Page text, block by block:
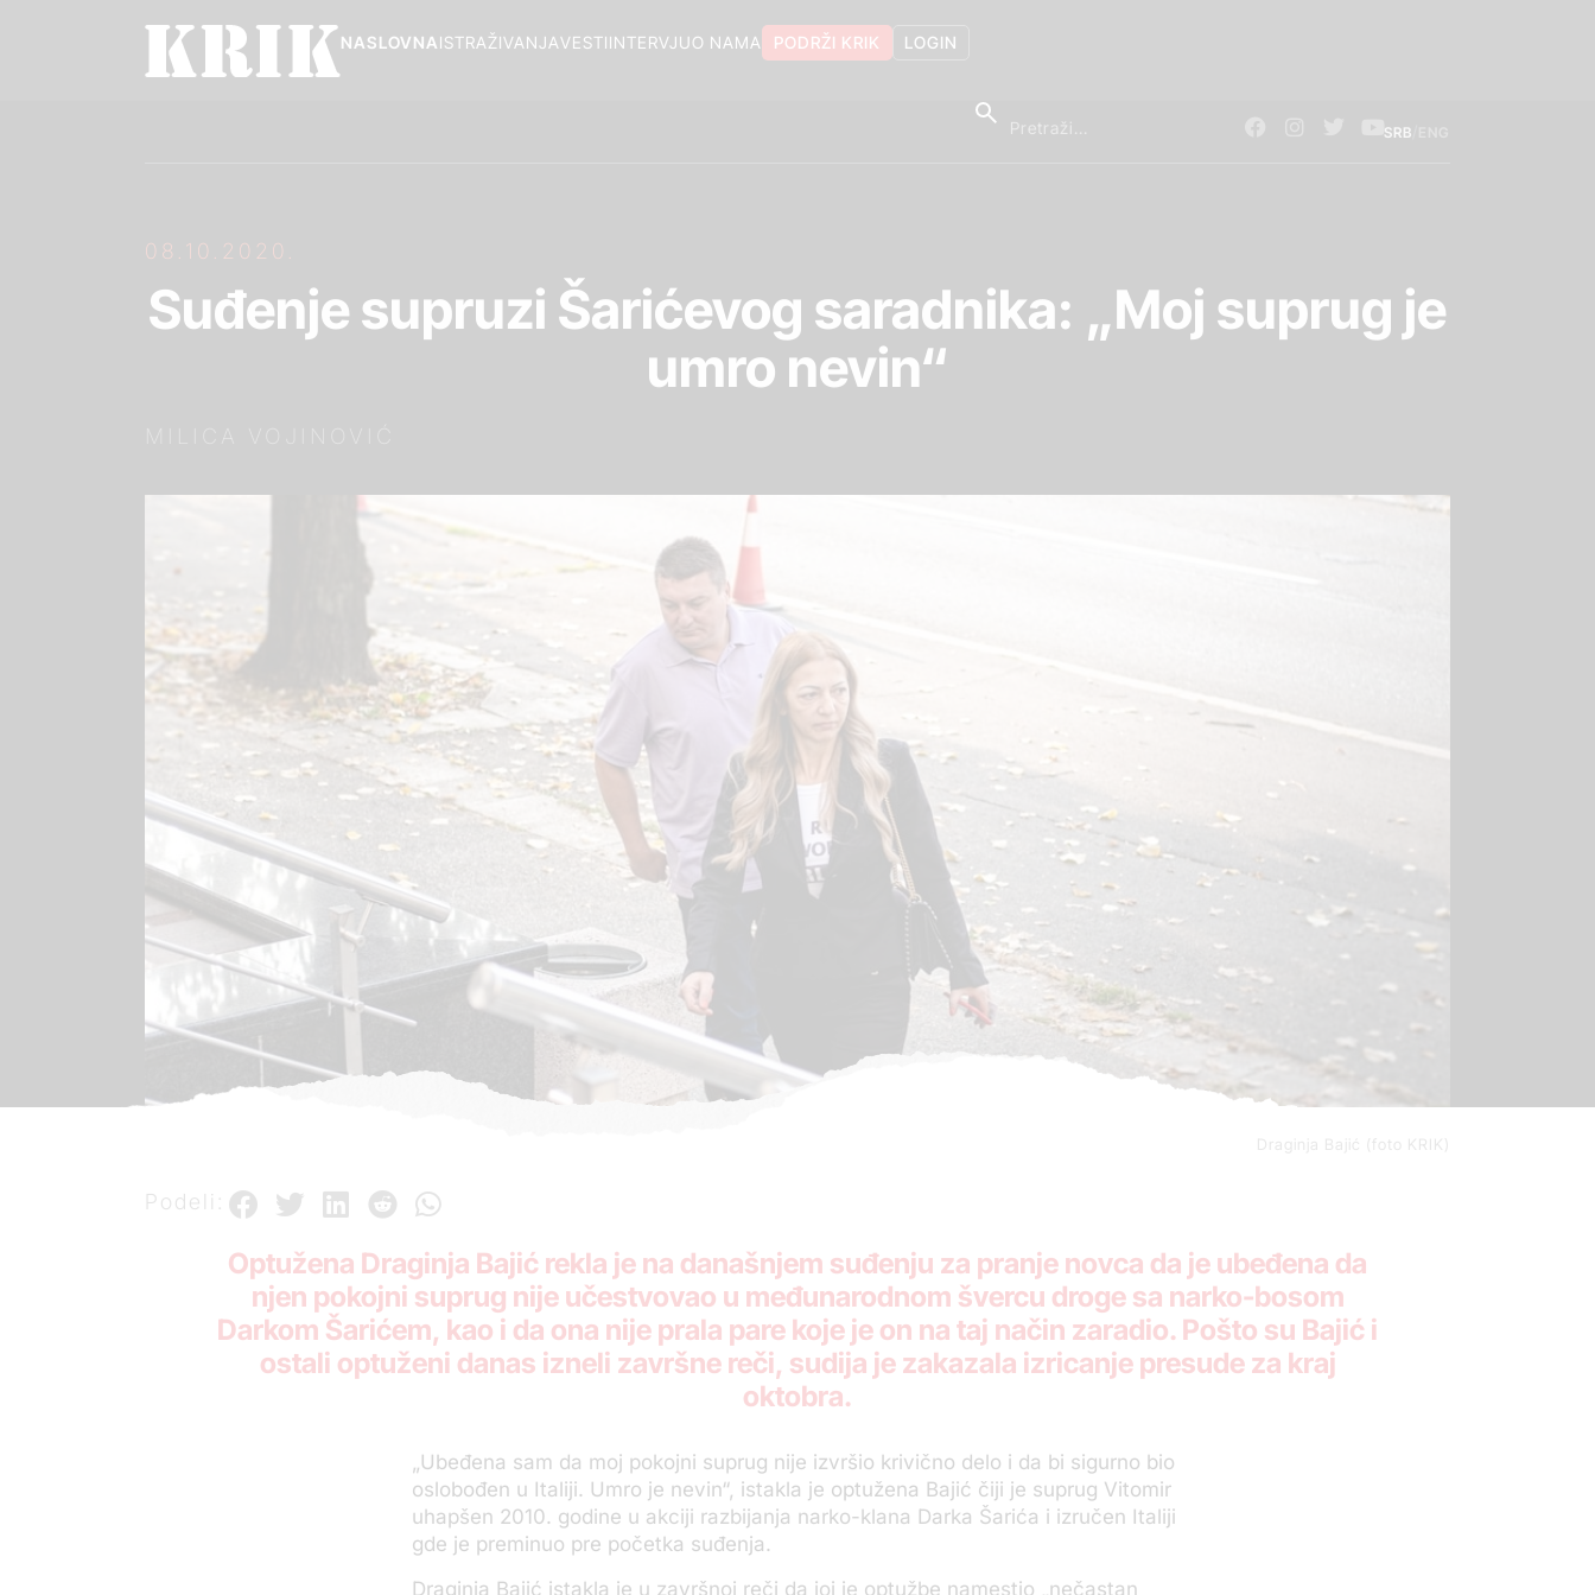
LOGIN
PODRŽI KRIK
O NAMA
INTERVJU
VESTI
ISTRAŽIVANJA
NASLOVNA
SRB
08.10.2020.
Suđenje supruzi Šarićevog saradnika: „Moj suprug je
umro nevin“
Draginja Bajić (foto KRIK)
Podeli:
Optužena Draginja Bajić rekla je na današnjem suđenju za pranje novca da je ubeđena da
njen pokojni suprug nije učestvovao u međunarodnom švercu droge sa narko-bosom
Darkom Šarićem, kao i da ona nije prala pare koje je on na taj način zaradio. Pošto su Bajić i
ostali optuženi danas izneli završne reči, sudija je zakazala izricanje presude za kraj
oktobra.
„Ubeđena sam da moj pokojni suprug nije izvršio krivično delo i da bi sigurno bio
oslobođen u Italiji. Umro je nevin“, istakla je optužena Bajić čiji je suprug Vitomir
uhapšen 2010. godine u akciji razbijanja narko-klana Darka Šarića i izručen Italiji
gde je preminuo pre početka suđenja.
Draginja Bajić istakla je u završnoj reči da joj je optužbe namestio „nečastan